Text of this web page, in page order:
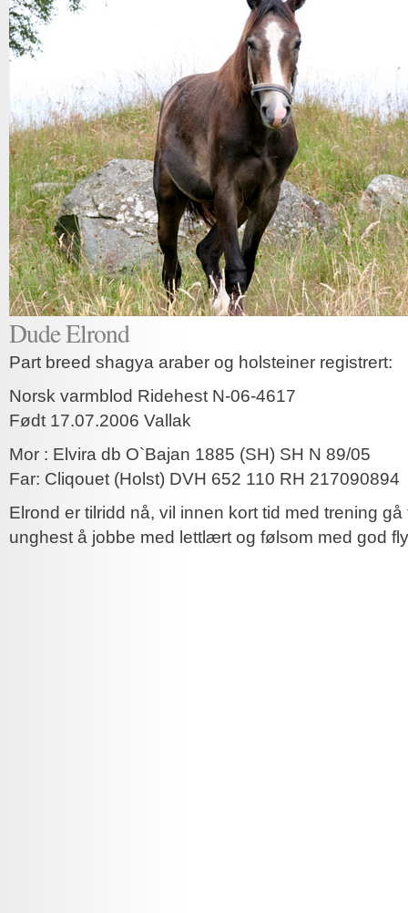
Dude Elrond
Part breed shagya araber og holsteiner registrert:
Norsk varmblod Ridehest N-06-4617
Født 17.07.2006 Vallak
Mor : Elvira db O`Bajan 1885 (SH) SH N 89/05
Far: Cliqouet (Holst) DVH 652 110 RH 217090894
Elrond er tilridd nå, vil innen kort tid med trening
unghest å jobbe med lettlært og følsom med god